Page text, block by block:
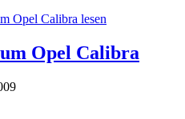
Opel Calibra lesen
Opel Calibra